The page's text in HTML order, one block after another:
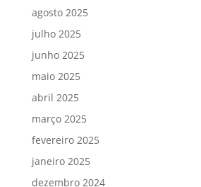
agosto 2025
julho 2025
junho 2025
maio 2025
abril 2025
março 2025
fevereiro 2025
janeiro 2025
dezembro 2024